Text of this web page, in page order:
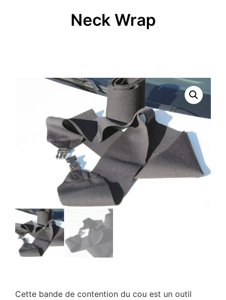
Neck Wrap
Cette bande de contention du cou est un outil